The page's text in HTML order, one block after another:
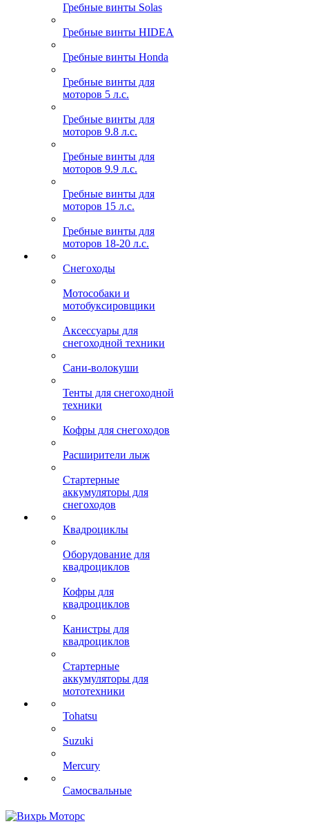
Гребные винты Solas
Гребные винты HIDEA
Гребные винты Honda
Гребные винты для
моторов 5 л.с.
Гребные винты для
моторов 9.8 л.с.
Гребные винты для
моторов 9.9 л.с.
Гребные винты для
моторов 15 л.с.
Гребные винты для
моторов 18-20 л.с.
Снегоходы
Мотособаки и
мотобуксировщики
Аксессуары для
снегоходной техники
Сани-волокуши
Тенты для снегоходной
техники
Кофры для снегоходов
Расширители лыж
Стартерные
аккумуляторы для
снегоходов
Квадроциклы
Оборудование для
квадроциклов
Кофры для
квадроциклов
Канистры для
квадроциклов
Стартерные
аккумуляторы для
мототехники
Tohatsu
Suzuki
Mercury
Самосвальные